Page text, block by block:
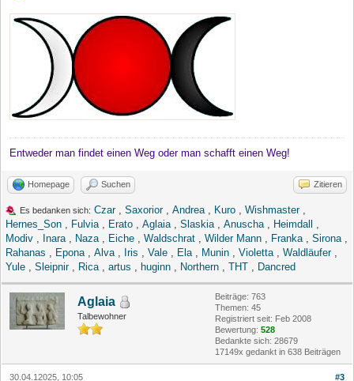
Entweder man findet einen Weg oder man schafft einen Weg!
Homepage Suchen Zitieren
Es bedanken sich: Czar, Saxorior, Andrea, Kuro , Wishmaster,
Hernes_Son , Fulvia, Erato , Aglaia, Slaskia, Anuscha, Heimdall
,
Modiv , Inara, Naza, Eiche , Waldschrat , Wilder Mann , Franka, Sirona,
Rahanas , Epona, Alva, Iris , Vale , Ela, Munin , Violetta, Waldläufer,
Yule , Sleipnir, Rica, artus , huginn , Northern , THT , Dancred
Aglaia
Talbewohner
Beiträge: 763
Themen: 45
Registriert seit: Feb 2008
Bewertung: 528
Bedankte sich: 28679
17149x gedankt in 638 Beiträgen
#3
30.04.12025, 10:05